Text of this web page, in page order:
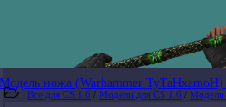
Модель ножа (Warhammer TyTaHxamoH)
Все для CS 1.6 / Модели для CS 1.6 / Модели